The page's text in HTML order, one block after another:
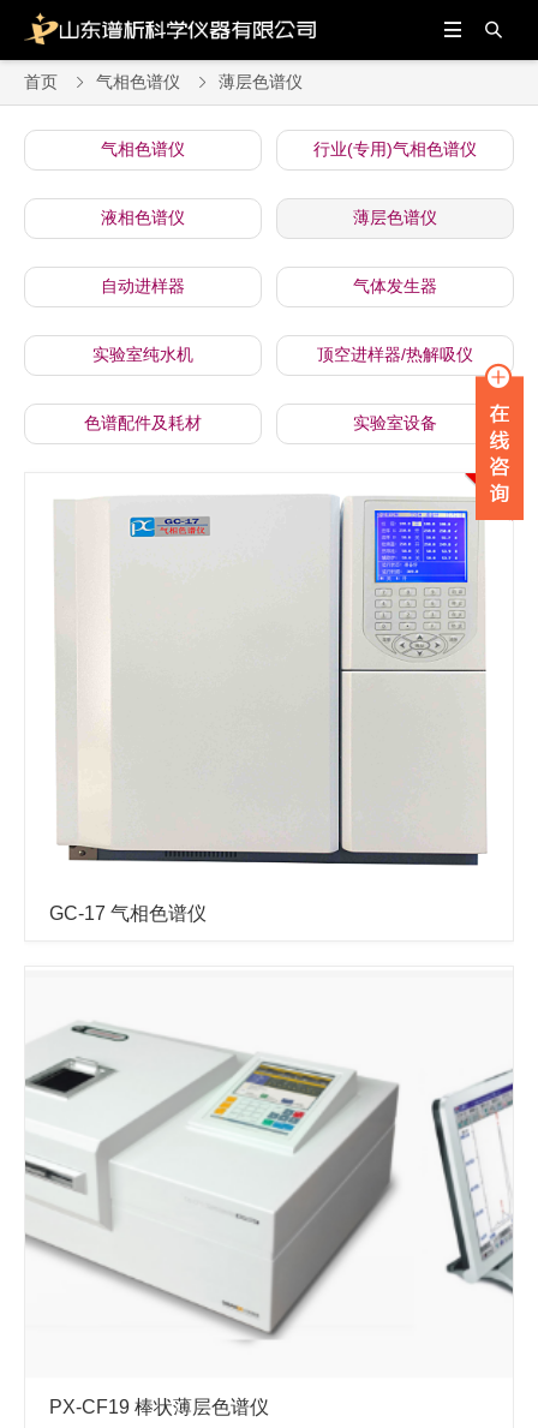


首页  气相色谱仪  薄层色谱仪
气相色谱仪 行业(专用)气相色谱仪
液相色谱仪 薄层色谱仪
自动进样器 气体发生器
实验室纯水机 顶空进样器/热解吸仪
色谱配件及耗材 实验室设备
GC-17 气相色谱仪
PX-CF19 棒状薄层色谱仪